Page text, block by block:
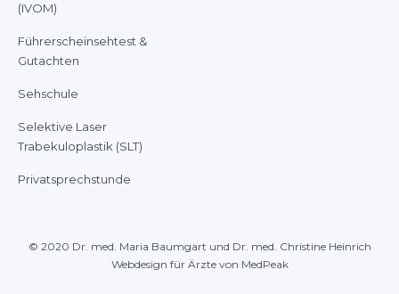
(IVOM)
Führerscheinsehtest &
Gutachten
Sehschule
Selektive Laser
Trabekuloplastik (SLT)
Privatsprechstunde
© 2020 Dr. med. Maria Baumgart und Dr. med. Christine Heinrich
Webdesign für Ärzte von MedPeak